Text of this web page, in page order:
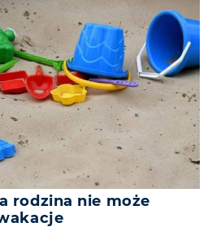
rodzina nie może